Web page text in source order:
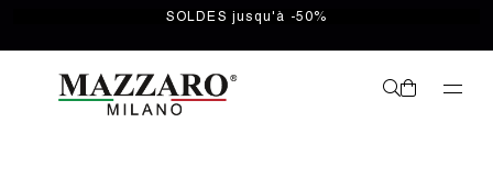
SOLDES jusqu'à -50%